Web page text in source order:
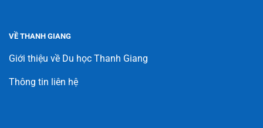
VỀ THANH GIANG
Giới thiệu về Du học Thanh Giang
Thông tin liên hệ